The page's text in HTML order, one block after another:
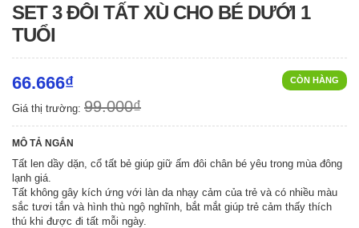
SET 3 ĐÔI TẤT XÙ CHO BÉ DƯỚI 1
TUỔI
CÒN HÀNG
66.666₫
Giá thị trường: 99.000₫
MÔ TẢ NGẮN
Tất len dầy dặn, cổ tất bẻ giúp giữ ấm đôi chân bé yêu trong mùa đông
lạnh giá.
Tất không gây kích ứng với làn da nhạy cảm của trẻ và có nhiều màu
sắc tươi tắn và hình thù ngộ nghĩnh, bắt mắt giúp trẻ cảm thấy thích
thú khi được đi tất mỗi ngày.